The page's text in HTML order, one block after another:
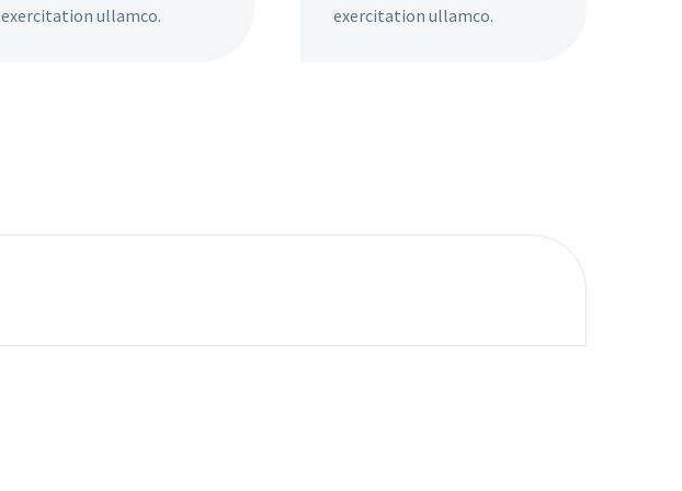
exercitation ullamco.
exercitation ullamco.